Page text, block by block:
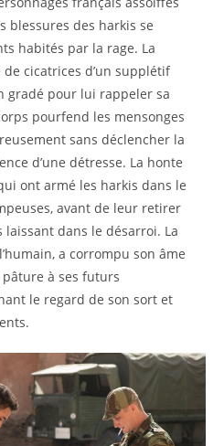
blessures des harkis se
habités par la rage. La
cicatrices d’un supplétif
gradé pour lui rappeler sa
pourfend les mensonges
sans déclencher la
d’une détresse. La honte
ont armé les harkis dans le
avant de leur retirer
dans le désarroi. La
a corrompu son âme
à ses futurs
le regard de son sort et